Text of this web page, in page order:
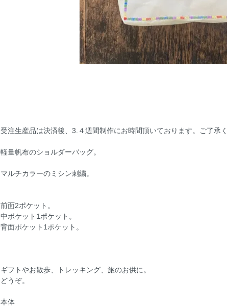
受注生産品は決済後、3.４週間制作にお時間頂いております。ご了承く
軽量帆布のショルダーバッグ。
マルチカラーのミシン刺繍。
前面2ポケット。
中ポケット1ポケット。
背面ポケット1ポケット。
ギフトやお散歩、トレッキング、旅のお供に。
どうぞ。
本体